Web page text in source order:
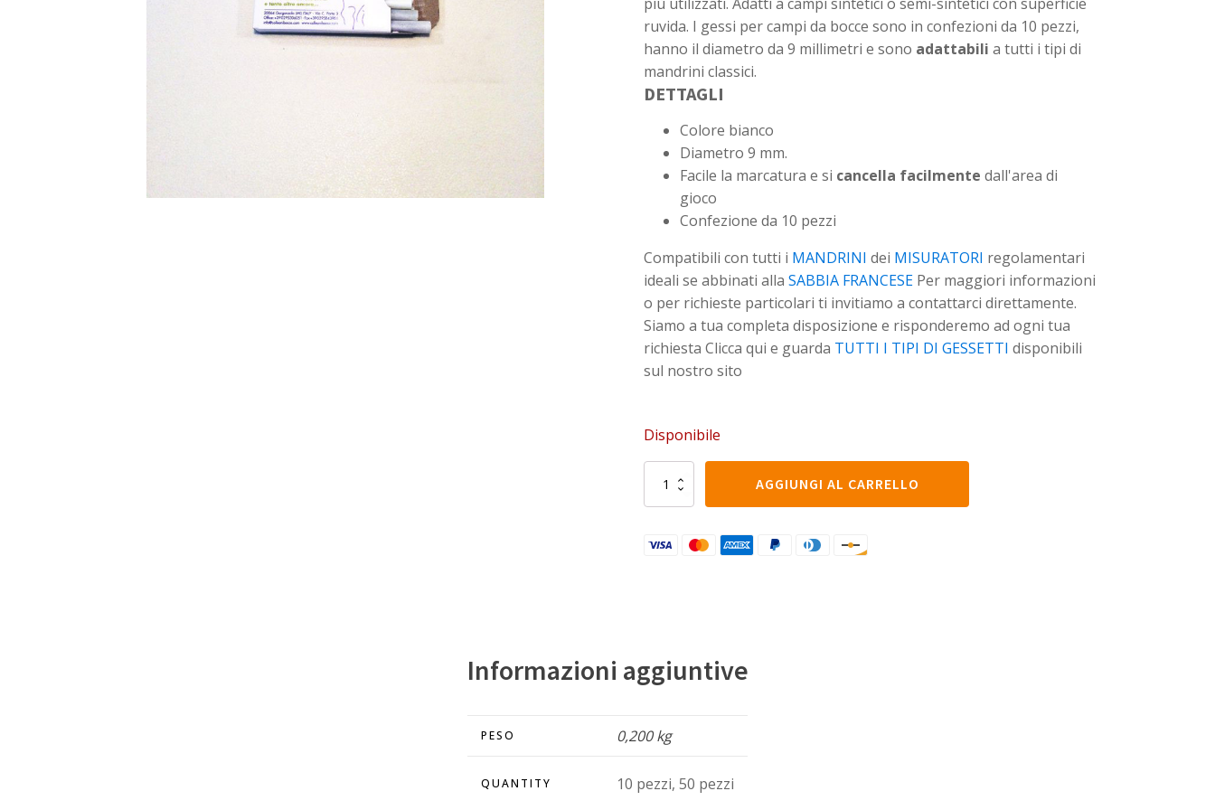
ruvida. I gessi per campi da bocce sono in confezioni da 10 pezzi,
hanno il diametro da 9 millimetri e sono adattabili a tutti i tipi di
mandrini classici.
DETTAGLI
Colore bianco
Diametro 9 mm.
Facile la marcatura e si cancella facilmente dall'area di
gioco
Confezione da 10 pezzi
Compatibili con tutti i MANDRINI dei MISURATORI regolamentari
ideali se abbinati alla SABBIA FRANCESE Per maggiori informazioni
o per richieste particolari ti invitiamo a contattarci direttamente.
Siamo a tua completa disposizione e risponderemo ad ogni tua
richiesta Clicca qui e guarda TUTTI I TIPI DI GESSETTI disponibili
sul nostro sito
Disponibile
Gessetti
steatite
confezione
AGGIUNGI AL CARRELLO
Informazioni aggiuntive
PESO 0,200 kg
QUANTITY 10 pezzi, 50 pezzi